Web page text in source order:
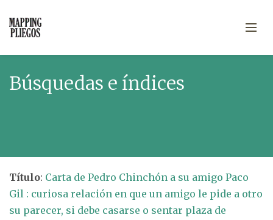
Búsquedas e índices
Título: Carta de Pedro Chinchón a su amigo Paco
Gil : curiosa relación en que un amigo le pide a otro
su parecer, si debe casarse o sentar plaza de